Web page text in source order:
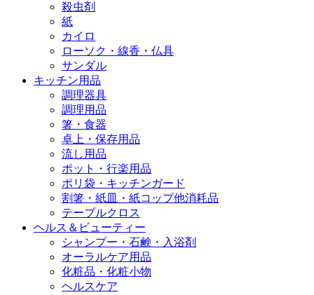
殺虫剤
紙
カイロ
ローソク・線香・仏具
サンダル
キッチン用品
調理器具
調理用品
箸・食器
卓上・保存用品
流し用品
ポット・行楽用品
ポリ袋・キッチンガード
割箸・紙皿・紙コップ他消耗品
テーブルクロス
ヘルス＆ビューティー
シャンプー・石鹸・入浴剤
オーラルケア用品
化粧品・化粧小物
ヘルスケア